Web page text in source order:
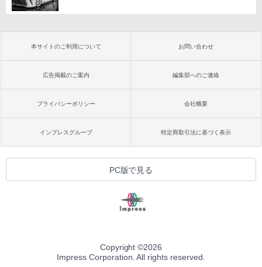
本サイトのご利用について お問い合わせ
広告掲載のご案内 編集部へのご連絡
プライバシーポリシー 会社概要
インプレスグループ 特定商取引法に基づく表示
PC版で見る
Copyright ©2026
Impress Corporation. All rights reserved.